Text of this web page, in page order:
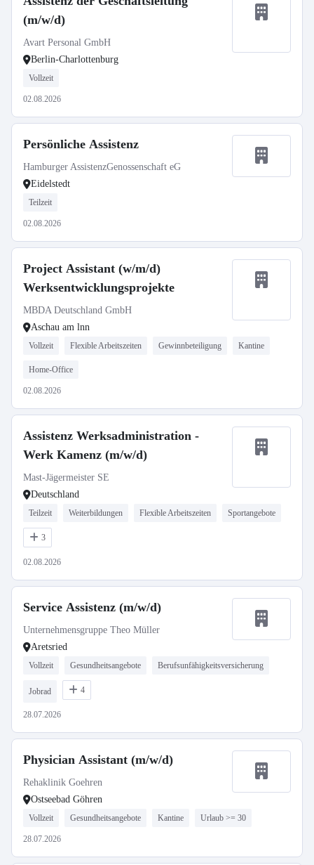
(m/w/d)
Avart Personal GmbH
Berlin-Charlottenburg
Vollzeit
02.08.2026
Persönliche Assistenz
Hamburger AssistenzGenossenschaft eG
Eidelstedt
Teilzeit
02.08.2026
Project Assistant (w/m/d)
Werksentwicklungsprojekte
MBDA Deutschland GmbH
Aschau am lnn
Vollzeit Flexible Arbeitszeiten Gewinnbeteiligung Kantine
Home-Office
02.08.2026
Assistenz Werksadministration -
Werk Kamenz (m/w/d)
Mast-Jägermeister SE
Deutschland
Teilzeit Weiterbildungen Flexible Arbeitszeiten Sportangebote
3
02.08.2026
Service Assistenz (m/w/d)
Unternehmensgruppe Theo Müller
Aretsried
Vollzeit Gesundheitsangebote Berufsunfähigkeitsversicherung
Jobrad 4
28.07.2026
Physician Assistant (m/w/d)
Rehaklinik Goehren
Ostseebad Göhren
Vollzeit Gesundheitsangebote Kantine Urlaub >= 30
28.07.2026